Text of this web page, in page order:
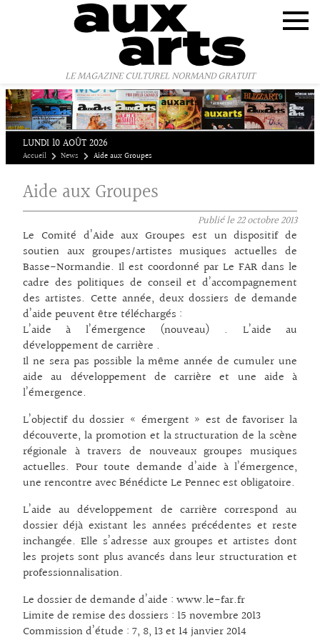
LE MAGAZINE CULTUREL NORMAND GRATUIT
LUNDI 10 AOÛT 2026
Accueil News Aide aux Groupes
Aide aux Groupes
Publié le22 octobre 2013
Le Comité d’Aide aux Groupes est un dispositif de
soutien aux groupes/artistes musiques actuelles de
Basse-Normandie. Il est coordonné par Le FAR dans le
cadre des politiques de conseil et d’accompagnement
des artistes. Cette année, deux dossiers de demande
d’aide peuvent être téléchargés :
L’aide à l’émergence (nouveau) . L’aide au
développement de carrière .
Il ne sera pas possible la même année de cumuler une
aide au développement de carrière et une aide à
l’émergence.
L’objectif du dossier « émergent » est de favoriser la
découverte, la promotion et la structuration de la scène
régionale à travers de nouveaux groupes musiques
actuelles. Pour toute demande d’aide à l’émergence,
une rencontre avec Bénédicte Le Pennec est obligatoire.
L’aide au développement de carrière correspond au
dossier déjà existant les années précédentes et reste
inchangée. Elle s’adresse aux groupes et artistes dont
les projets sont plus avancés dans leur structuration et
professionnalisation.
Le dossier de demande d’aide : www.le-far.fr
Limite de remise des dossiers : 15 novembre 2013
Commission d’étude : 7, 8, 13 et 14 janvier 2014
Panneau de gestion des cookies